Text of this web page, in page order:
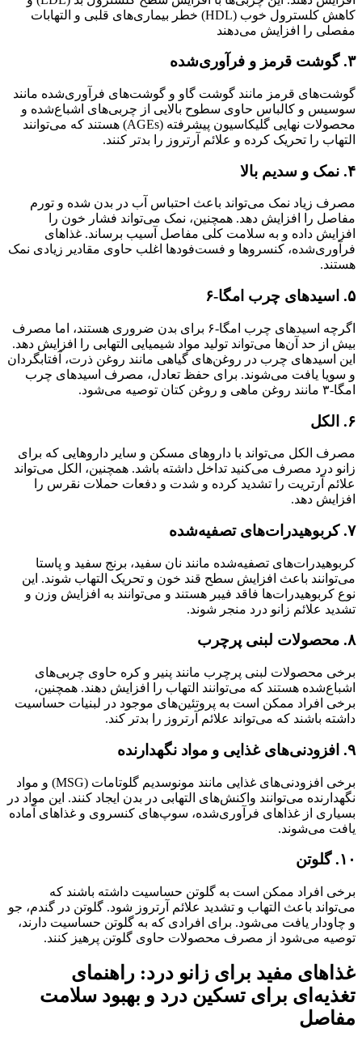
کاهش کلسترول خوب (HDL) خطر بیماری‌های قلبی و التهابات
مفصلی را افزایش می‌دهند
۳. گوشت قرمز و فرآوری‌شده
گوشت‌های قرمز مانند گوشت گاو و گوشت‌های فرآوری‌شده مانند
سوسیس و کالباس حاوی سطوح بالایی از چربی‌های اشباع‌شده و
محصولات نهایی گلیکاسیون پیشرفته (AGEs) هستند که می‌توانند
التهاب را تحریک کرده و علائم آرتروز را بدتر کنند.
۴. نمک و سدیم بالا
مصرف زیاد نمک می‌تواند باعث احتباس آب در بدن شده و تورم
مفاصل را افزایش دهد. همچنین، نمک می‌تواند فشار خون را
افزایش داده و به سلامت کلی مفاصل آسیب برساند. غذاهای
فرآوری‌شده، کنسروها و فست‌فودها اغلب حاوی مقادیر زیادی نمک
هستند.
۵. اسیدهای چرب امگا-۶
اگرچه اسیدهای چرب امگا-۶ برای بدن ضروری هستند، اما مصرف
بیش از حد آن‌ها می‌تواند تولید مواد شیمیایی التهابی را افزایش دهد.
این اسیدهای چرب در روغن‌های گیاهی مانند روغن ذرت، آفتابگردان
و سویا یافت می‌شوند. برای حفظ تعادل، مصرف اسیدهای چرب
امگا-۳ مانند روغن ماهی و روغن کتان توصیه می‌شود.
۶. الکل
مصرف الکل می‌تواند با داروهای مسکن و سایر داروهایی که برای
زانو درد مصرف می‌کنید تداخل داشته باشد. همچنین، الکل می‌تواند
علائم آرتریت را تشدید کرده و شدت و دفعات حملات نقرس را
افزایش دهد.
۷. کربوهیدرات‌های تصفیه‌شده
کربوهیدرات‌های تصفیه‌شده مانند نان سفید، برنج سفید و پاستا
می‌توانند باعث افزایش سطح قند خون و تحریک التهاب شوند. این
نوع کربوهیدرات‌ها فاقد فیبر هستند و می‌توانند به افزایش وزن و
تشدید علائم زانو درد منجر شوند.
۸. محصولات لبنی پرچرب
برخی محصولات لبنی پرچرب مانند پنیر و کره حاوی چربی‌های
اشباع‌شده هستند که می‌توانند التهاب را افزایش دهند. همچنین،
برخی افراد ممکن است به پروتئین‌های موجود در لبنیات حساسیت
داشته باشند که می‌تواند علائم آرتروز را بدتر کند.
۹. افزودنی‌های غذایی و مواد نگهدارنده
برخی افزودنی‌های غذایی مانند مونوسدیم گلوتامات (MSG) و مواد
نگهدارنده می‌توانند واکنش‌های التهابی در بدن ایجاد کنند. این مواد در
بسیاری از غذاهای فرآوری‌شده، سوپ‌های کنسروی و غذاهای آماده
یافت می‌شوند.
۱۰. گلوتن
برخی افراد ممکن است به گلوتن حساسیت داشته باشند که
می‌تواند باعث التهاب و تشدید علائم آرتروز شود. گلوتن در گندم، جو
و چاودار یافت می‌شود. برای افرادی که به گلوتن حساسیت دارند،
توصیه می‌شود از مصرف محصولات حاوی گلوتن پرهیز کنند.
غذاهای مفید برای زانو درد: راهنمای
تغذیه‌ای برای تسکین درد و بهبود سلامت
مفاصل